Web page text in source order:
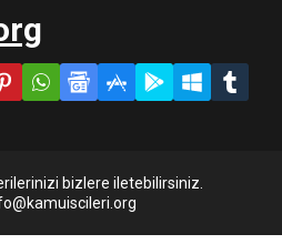
bizlere iletebilirsiniz.